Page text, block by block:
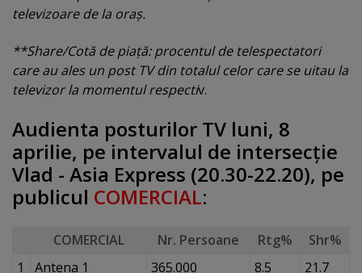
televizoare de la oraş.
**Share/Cotă de piaţă: procentul de telespectatori
care au ales un post TV din totalul celor care se uitau la
televizor la momentul respectiv.
Audienta posturilor TV luni, 8
aprilie, pe intervalul de intersecţie
Vlad - Asia Express (20.30-22.20), pe
publicul COMERCIAL:
COMERCIAL Nr. Persoane Rtg%
Shr%
1
Antena 1 365.000 8.5
21.7